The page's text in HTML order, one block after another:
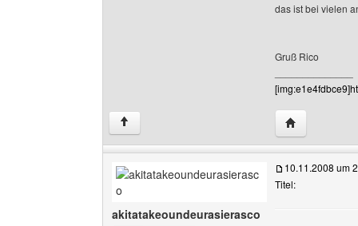
das ist bei vielen
Gruß Rico
↑ Website
akitatakeoundeurasierasco
10.11.2008 um
Titel: